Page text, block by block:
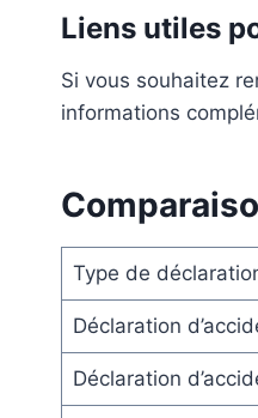
Liens utiles
Si vous souhaitez
informations
Type de
Déclaration
Déclaration